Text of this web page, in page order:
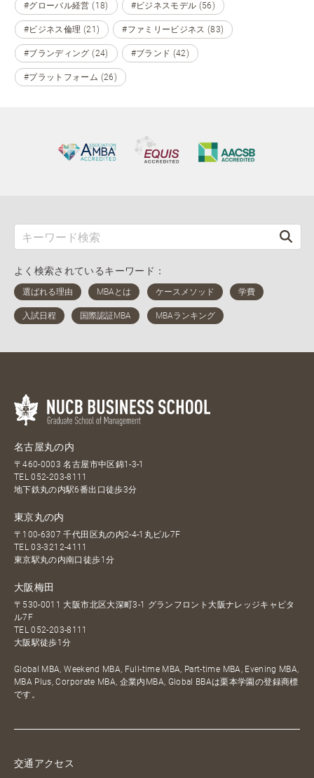
#グローバル経営 (18) #ビジネスモデル (56)
#ビジネス倫理 (21) #ファミリービジネス (83)
#ブランディング (24) #ブランド (42)
#プラットフォーム (26)
よく検索されているキーワード：
名古屋丸の内
〒460-0003 名古屋市中区錦1-3-1
TEL052-203-8111
地下鉄丸の内駅6番出口徒歩3分
東京丸の内
〒100-6307 千代田区丸の内2-4-1丸ビル7F
TEL03-3212-4111
東京駅丸の内南口徒歩1分
大阪梅田
〒530-0011 大阪市北区大深町3-1 グランフロント大阪ナレッジキャピタ
ル7F
TEL052-203-8111
大阪駅徒歩1分
Global MBA, Weekend MBA, Full-time MBA, Part-time MBA, Evening MBA,
MBA Plus, Corporate MBA, 企業内MBA, Global BBAは栗本学園の登録商標
です。
交通アクセス